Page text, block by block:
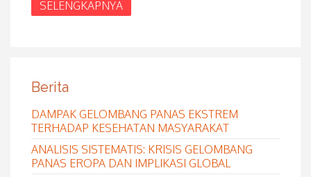
SELENGKAPNYA
Berita
DAMPAK GELOMBANG PANAS EKSTREM
TERHADAP KESEHATAN MASYARAKAT
ANALISIS SISTEMATIS: KRISIS GELOMBANG
PANAS EROPA DAN IMPLIKASI GLOBAL